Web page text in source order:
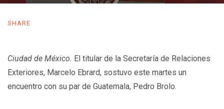
SHARE
Ciudad de México. El titular de la Secretaría de Relaciones
Exteriores, Marcelo Ebrard, sostuvo este martes un
encuentro con su par de Guatemala, Pedro Brolo.